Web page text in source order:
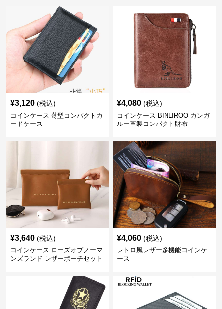
¥3,120 (税込)
コインケース 薄型コンパクトカ
ードケース
¥4,080 (税込)
コインケース BINLIROO カンガ
ルー革製コンパクト財布
¥3,640 (税込)
コインケース ローズオブノーマ
ンズランド レザーポーチセット
¥4,060 (税込)
レトロ風レザー多機能コインケ
ース